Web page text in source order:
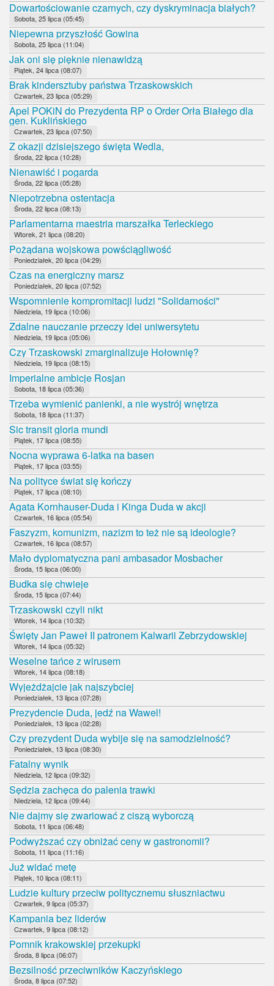
Dowartościowanie czarnych, czy dyskryminacja białych?
Sobota, 25 lipca (05:45)
Niepewna przyszłość Gowina
Sobota, 25 lipca (11:04)
Jak oni się pięknie nienawidzą
Piątek, 24 lipca (08:07)
Brak kindersztuby państwa Trzaskowskich
Czwartek, 23 lipca (05:29)
Apel POKiN do Prezydenta RP o Order Orła Białego dla
gen. Kuklińskiego
Czwartek, 23 lipca (07:50)
Z okazji dzisiejszego święta Wedla,
Środa, 22 lipca (10:28)
Nienawiść i pogarda
Środa, 22 lipca (05:28)
Niepotrzebna ostentacja
Środa, 22 lipca (08:13)
Parlamentarna maestria marszałka Terleckiego
Wtorek, 21 lipca (08:20)
Pożądana wojskowa powściągliwość
Poniedziałek, 20 lipca (04:29)
Czas na energiczny marsz
Poniedziałek, 20 lipca (07:52)
Wspomnienie kompromitacji ludzi "Solidarności"
Niedziela, 19 lipca (10:06)
Zdalne nauczanie przeczy idei uniwersytetu
Niedziela, 19 lipca (05:06)
Czy Trzaskowski zmarginalizuje Hołownię?
Niedziela, 19 lipca (08:15)
Imperialne ambicje Rosjan
Sobota, 18 lipca (05:36)
Trzeba wymienić panienki, a nie wystrój wnętrza
Sobota, 18 lipca (11:37)
Sic transit gloria mundi
Piątek, 17 lipca (08:55)
Nocna wyprawa 6-latka na basen
Piątek, 17 lipca (03:55)
Na polityce świat się kończy
Piątek, 17 lipca (08:10)
Agata Kornhauser-Duda i Kinga Duda w akcji
Czwartek, 16 lipca (05:54)
Faszyzm, komunizm, nazizm to też nie są ideologie?
Czwartek, 16 lipca (08:57)
Mało dyplomatyczna pani ambasador Mosbacher
Środa, 15 lipca (06:00)
Budka się chwieje
Środa, 15 lipca (07:44)
Trzaskowski czyli nikt
Wtorek, 14 lipca (10:32)
Święty Jan Paweł II patronem Kalwarii Zebrzydowskiej
Wtorek, 14 lipca (05:32)
Weselne tańce z wirusem
Wtorek, 14 lipca (08:18)
Wyjeżdżajcie jak najszybciej
Poniedziałek, 13 lipca (07:28)
Prezydencie Duda, jedź na Wawel!
Poniedziałek, 13 lipca (02:28)
Czy prezydent Duda wybije się na samodzielność?
Poniedziałek, 13 lipca (08:30)
Fatalny wynik
Niedziela, 12 lipca (09:32)
Sędzia zachęca do palenia trawki
Niedziela, 12 lipca (09:44)
Nie dajmy się zwariować z ciszą wyborczą
Sobota, 11 lipca (06:48)
Podwyższać czy obniżać ceny w gastronomii?
Sobota, 11 lipca (11:16)
Już widać metę
Piątek, 10 lipca (08:11)
Ludzie kultury przeciw politycznemu słuszniactwu
Czwartek, 9 lipca (05:37)
Kampania bez liderów
Czwartek, 9 lipca (08:12)
Pomnik krakowskiej przekupki
Środa, 8 lipca (06:07)
Bezsilność przeciwników Kaczyńskiego
Środa, 8 lipca (07:52)